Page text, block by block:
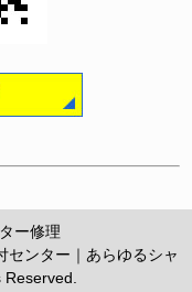
ー修理
ンター｜あらゆるシャ
Reserved.